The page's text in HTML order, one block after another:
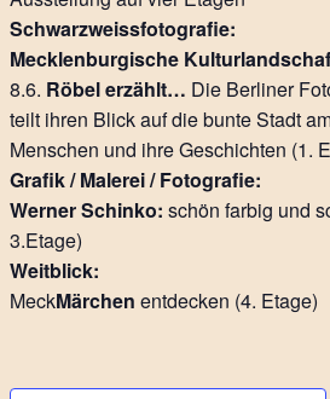
Schwarzweissfotografie:
Mecklenburgische
8.6. Röbel erzählt… Die Berliner
teilt ihren Blick auf die bunte Stadt
Menschen und ihre Geschichten (1.
Grafik / Malerei / Fotografie:
Werner Schinko: schön farbig und
3.Etage)
Weitblick:
MeckMärchen entdecken (4. Etage)